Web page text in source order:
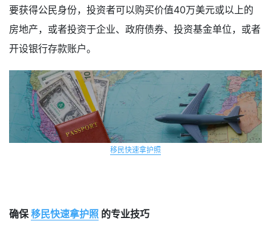
要获得公民身份，投资者可以购买价值40万美元或以上的
房地产，或者投资于企业、政府债券、投资基金单位，或者
开设银行存款账户。
移民快速拿护照
确保 移民快速拿护照 的专业技巧